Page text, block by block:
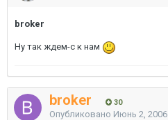
broker
Ну так ждем-с к нам
broker 30
Опубликовано Июнь 2, 2006